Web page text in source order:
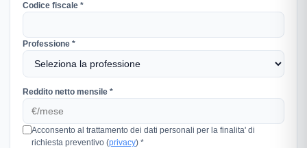
Codice fiscale *
Professione *
Reddito netto mensile *
Acconsento al trattamento dei dati personali per la finalita' di
richiesta preventivo (privacy) *